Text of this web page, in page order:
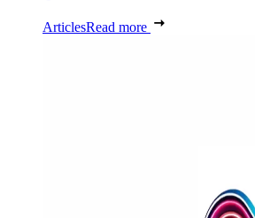
ArticlesRead more